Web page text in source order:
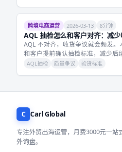
跨境电商运营 2026-03-13 8分钟
AQL 抽检怎么和客户对齐：减
AQL 不对齐，收货争议就会频发
和客户提前确认抽检标准，减少后
AQL抽检 质量争议 验货标准
C Carl Global
专注外贸出海运营，月费3000元一
外询盘。